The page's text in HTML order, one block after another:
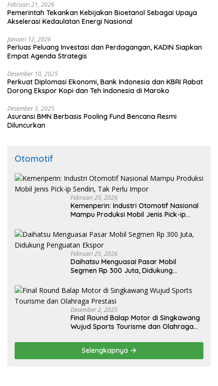
Februari 21, 2026
Pemerintah Tekankan Kebijakan Bioetanol Sebagai Upaya
Akselerasi Kedaulatan Energi Nasional
Januari 12, 2026
Perluas Peluang Investasi dan Perdagangan, KADIN Siapkan
Empat Agenda Strategis
Desember 10, 2025
Perkuat Diplomasi Ekonomi, Bank Indonesia dan KBRI Rabat
Dorong Ekspor Kopi dan Teh Indonesia di Maroko
Desember 3, 2025
Asuransi BMN Berbasis Pooling Fund Bencana Resmi
Diluncurkan
Otomotif
Februari 25, 2026
Kemenperin: Industri Otomotif Nasional
Mampu Produksi Mobil Jenis Pick-ip
Februari 25, 2026
Daihatsu Menguasai Pasar Mobil
Segmen Rp 300 Juta, Didukung
Desember 2, 2025
Final Round Balap Motor di Singkawang
Wujud Sports Tourisme dan Olahraga
Selengkapnya